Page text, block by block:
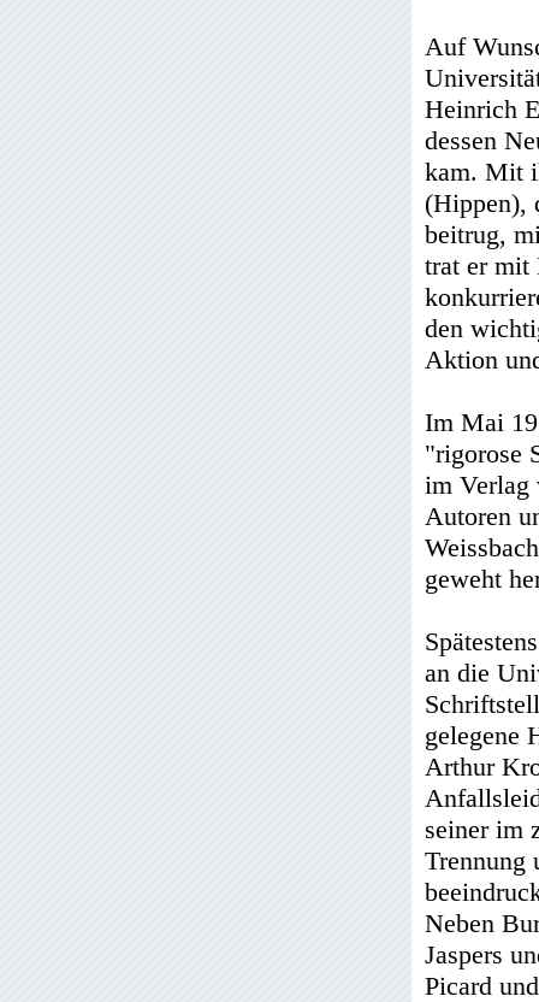
Auf
Heinrich
dessen
kam. Mit
(Hippen),
beitrug,
trat er mit
den
Aktion
Im Mai
"rigorose
im Verlag
Autoren
geweht
an die
gelegene
Arthur
seiner im
Trennung
Neben
Jaspers
Picard